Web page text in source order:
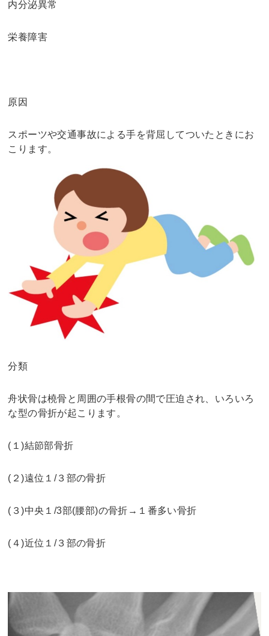
内分泌異常
栄養障害
原因
スポーツや交通事故による手を背屈してついたときにお
こります。
分類
舟状骨は橈骨と周囲の手根骨の間で圧迫され、いろいろ
な型の骨折が起こります。
(１)結節部骨折
(２)遠位１/３部の骨折
(３)中央１/3部(腰部)の骨折→１番多い骨折
(４)近位１/３部の骨折